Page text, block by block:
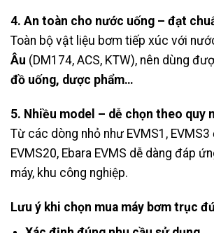
4. An toàn cho nước uống – đạt
Toàn bộ vật liệu bơm tiếp xúc với
Âu (DM174, ACS, KTW), nên dùng
đồ uống, dược phẩm…
5. Nhiều model – dễ chọn theo quy
Từ các dòng nhỏ như EVMS1,
EVMS20, Ebara EVMS dễ dàng đáp
máy, khu công nghiệp.
Lưu ý khi chọn mua máy bơm trục